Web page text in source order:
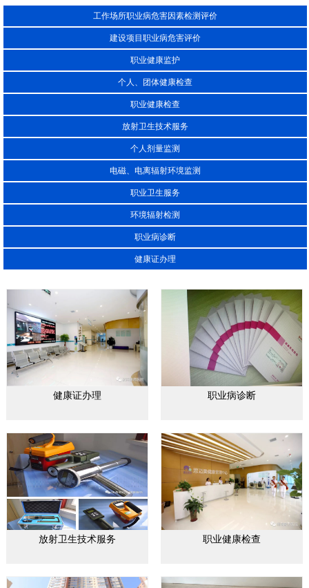
工作场所职业病危害因素检测评价
建设项目职业病危害评价
职业健康监护
个人、团体健康检查
职业健康检查
放射卫生技术服务
个人剂量监测
电磁、电离辐射环境监测
职业卫生服务
环境辐射检测
职业病诊断
健康证办理
健康证办理 职业病诊断
放射卫生技术服务 职业健康检查